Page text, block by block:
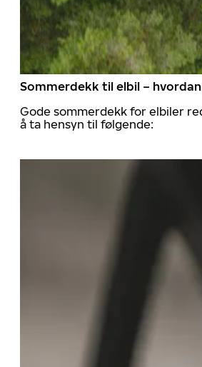
Sommerdekk til elbil –
Gode sommerdekk for elbiler
å ta hensyn til følgende: